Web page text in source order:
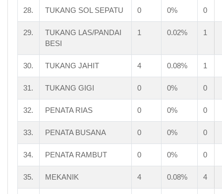
28. TUKANG SOL SEPATU 0 0% 0
29.
TUKANG LAS/PANDAI
BESI
1 0.02% 1
30. TUKANG JAHIT 4 0.08% 1
31. TUKANG GIGI 0 0% 0
32. PENATA RIAS 0 0% 0
33. PENATA BUSANA 0 0% 0
34. PENATA RAMBUT 0 0% 0
35. MEKANIK 4 0.08% 4